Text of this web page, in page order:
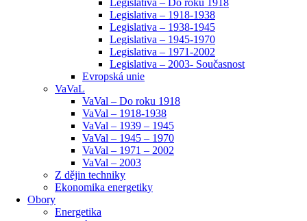
Legislativa – 1918-1938
Legislativa – 1938-1945
Legislativa – 1945-1970
Legislativa – 1971-2002
Legislativa – 2003- Současnost
Evropská unie
VaVaL
VaVal – Do roku 1918
VaVal – 1918-1938
VaVal – 1939 – 1945
VaVal – 1945 – 1970
VaVal – 1971 – 2002
VaVal – 2003
Z dějin techniky
Ekonomika energetiky
Obory
Energetika